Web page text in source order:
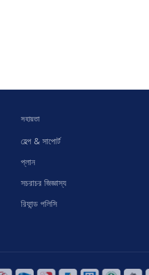
সহায়তা
হেল্প & সাপোর্ট
প্লান
সচরাচর জিজ্ঞাস্য
রিফান্ড পলিসি